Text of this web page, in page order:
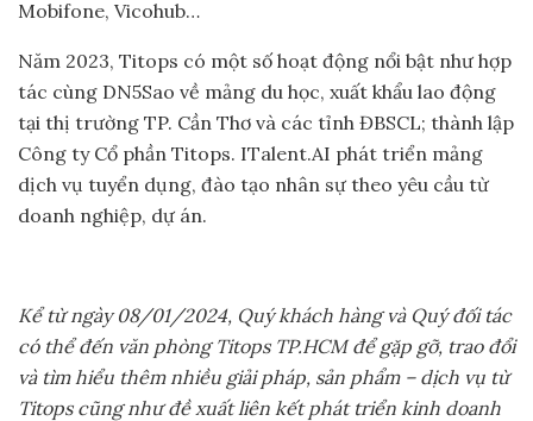
Mobifone, Vicohub…
Năm 2023, Titops có một số hoạt động nổi bật như hợp
tác cùng DN5Sao về mảng du học, xuất khẩu lao động
tại thị trường TP. Cần Thơ và các tỉnh ĐBSCL; thành lập
Công ty Cổ phần Titops. ITalent.AI phát triển mảng
dịch vụ tuyển dụng, đào tạo nhân sự theo yêu cầu từ
doanh nghiệp, dự án.
Kể từ ngày 08/01/2024, Quý khách hàng và Quý đối tác
có thể đến văn phòng Titops TP.HCM để gặp gỡ, trao đổi
và tìm hiểu thêm nhiều giải pháp, sản phẩm – dịch vụ từ
Titops cũng như đề xuất liên kết phát triển kinh doanh